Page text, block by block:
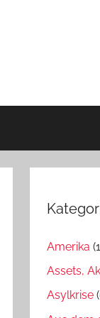
Amerika
Assets,
Asylkrise